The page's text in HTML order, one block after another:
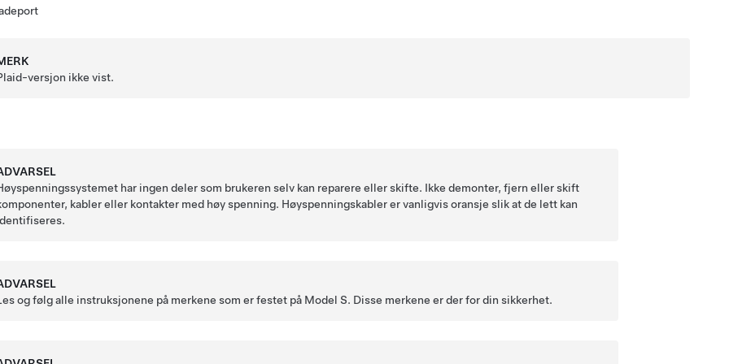
versjon ikke vist.
har ingen deler som brukeren selv kan reparere eller skifte. Ikke demonter, fjern eller skift
kabler eller kontakter med høy spenning. Høyspenningskabler er vanligvis oransje slik at de lett kan
og følg alle instruksjonene på merkene som er festet på Model S. Disse merkene er der for din sikkerhet.